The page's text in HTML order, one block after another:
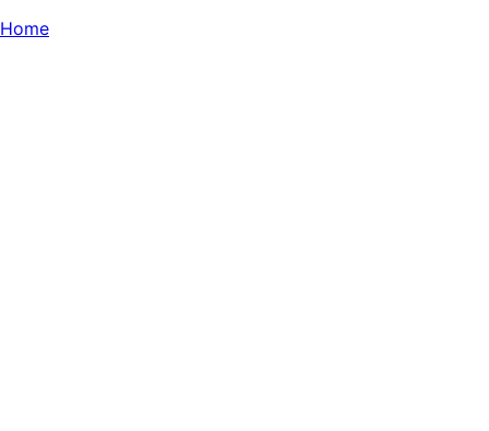
Home